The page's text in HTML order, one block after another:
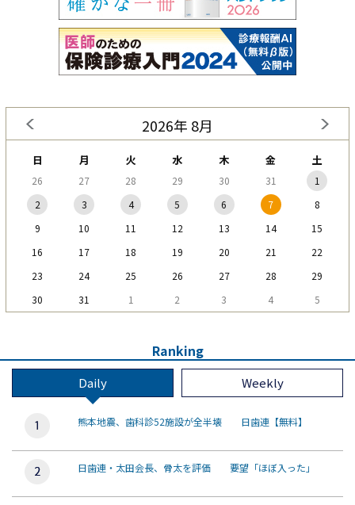
2026年 8月
日 月 火 水 木 金 土
26 27 28 29 30 31
1
2
3 4 5 6 7
8
9
10 11 12 13 14
15
16
17 18 19 20 21
22
23
24 25 26 27 28
29
30
31 1 2 3 4 5
Ranking
Daily Weekly
熊本地震、歯科診52施設が全半壊 日歯連【無料】
日歯連・太田会長、骨太を評価 要望「ほぼ入った」